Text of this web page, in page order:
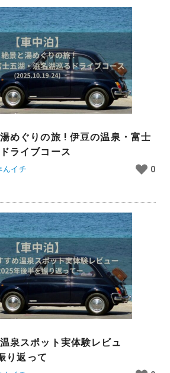
湯めぐりの旅 ! 伊豆の温泉・富士
ライブコース
んイチ 0
泉スポット実体験レビュ
り返って